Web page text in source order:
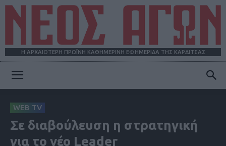
Η ΑΡΧΑΙΟΤΕΡΗ ΠΡΩΪΝΗ ΚΑΘΗΜΕΡΙΝΗ ΕΦΗΜΕΡΙΔΑ ΤΗΣ ΚΑΡΔΙΤΣΑΣ
ΑΓΩΝ
WEB TV
Σε διαβούλευση η στρατηγική
για το νέο Leader